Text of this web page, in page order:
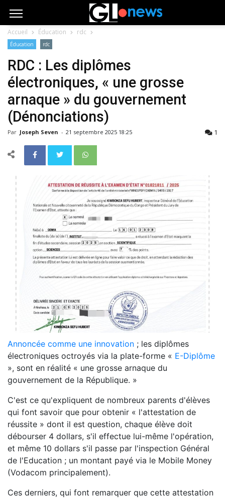
Accueil Éducation rdc
Éducation rdc
RDC : Les diplômes
électroniques, « une grosse
arnaque » du gouvernement
(Dénonciations)
Par Joseph Seven - 21 septembre 2025 18:25 1
Annoncée comme une innovation ; les diplômes
électroniques octroyés via la plate-forme « E-Diplôme
», sont en réalité « une grosse arnaque du
gouvernement de la République. »
C'est ce qu'expliquent de nombreux parents d'élèves
qui font savoir que pour obtenir « l'attestation de
réussite » dont il est question, chaque élève doit
débourser 4 dollars, s'il effectue lui-même l'opération,
et même 10 dollars s'il passe par l'inspection Général
de l'Education ; un montant payé via le Mobile Money
(Vodacom principalement).
Ces derniers, qui font remarquer que cette attestation